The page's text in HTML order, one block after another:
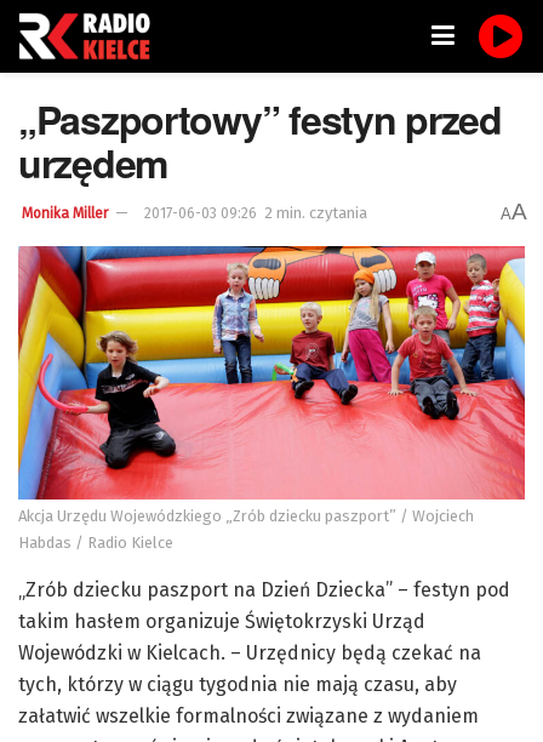
„Paszportowy” festyn przed
urzędem
Monika Miller 2017-06-03 09:26 2 min. czytania AA
Akcja Urzędu Wojewódzkiego „Zrób dziecku paszport” / Wojciech
Habdas / Radio Kielce
„Zrób dziecku paszport na Dzień Dziecka” – festyn pod
takim hasłem organizuje Świętokrzyski Urząd
Wojewódzki w Kielcach. – Urzędnicy będą czekać na
tych, którzy w ciągu tygodnia nie mają czasu, aby
załatwić wszelkie formalności związane z wydaniem